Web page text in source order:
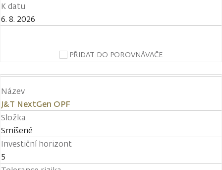
K datu
6. 8. 2026
PŘIDAT DO POROVNÁVAČE
Název
J&T NextGen OPF
Složka
Smíšené
Investiční horizont
5